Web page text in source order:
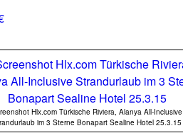
Hlx.com Türkische Riviera, Alanya All-Inclusive
im 3 Sterne Bonapart Sealine Hotel 25.3.15